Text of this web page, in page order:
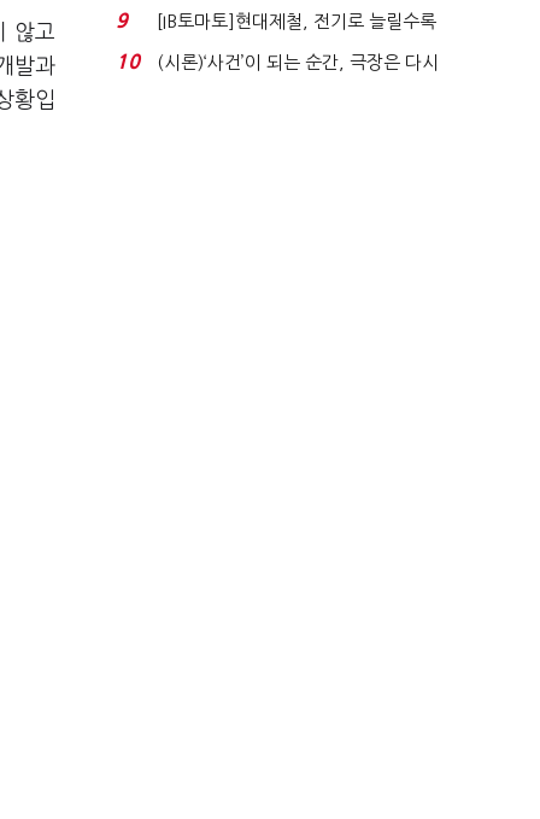
않고
발과
황입
께'일 때 완성...
9
[IB토마토]현대제철, 전기로 늘릴수록
전기료 부담…저...
10
(시론)‘사건’이 되는 순간, 극장은 다시